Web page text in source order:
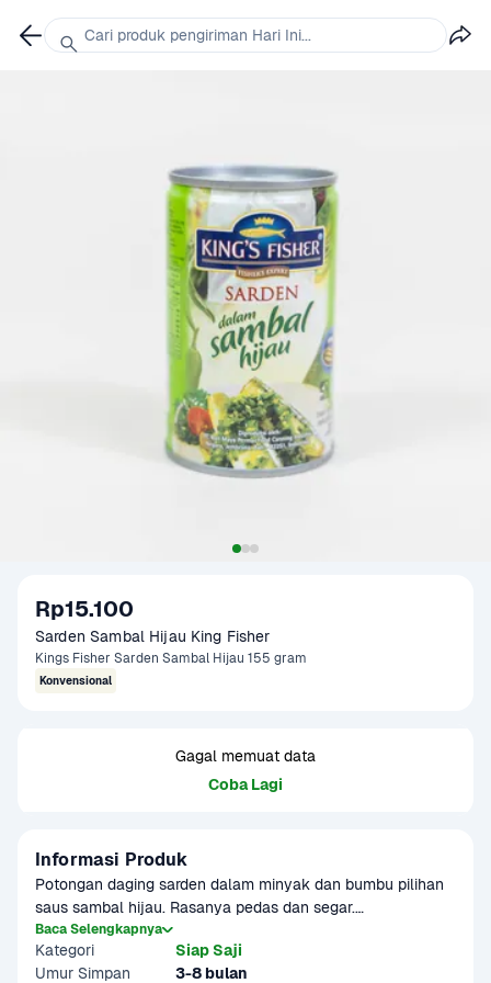
Rp15.100
Sarden Sambal Hijau King Fisher
Kings Fisher Sarden Sambal Hijau 155 gram
Konvensional
Gagal memuat data
Coba Lagi
Informasi Produk
Potongan daging sarden dalam minyak dan bumbu pilihan
saus sambal hijau. Rasanya pedas dan segar.
Dikemas dalam kaleng menggunakan metode terkini.
Sehingga menghasilkan daging sarden yang higienis dan
Baca Selengkapnya
Kategori
Siap Saji
Umur Simpan
3-8 bulan
Cari produk pengiriman Hari Ini...